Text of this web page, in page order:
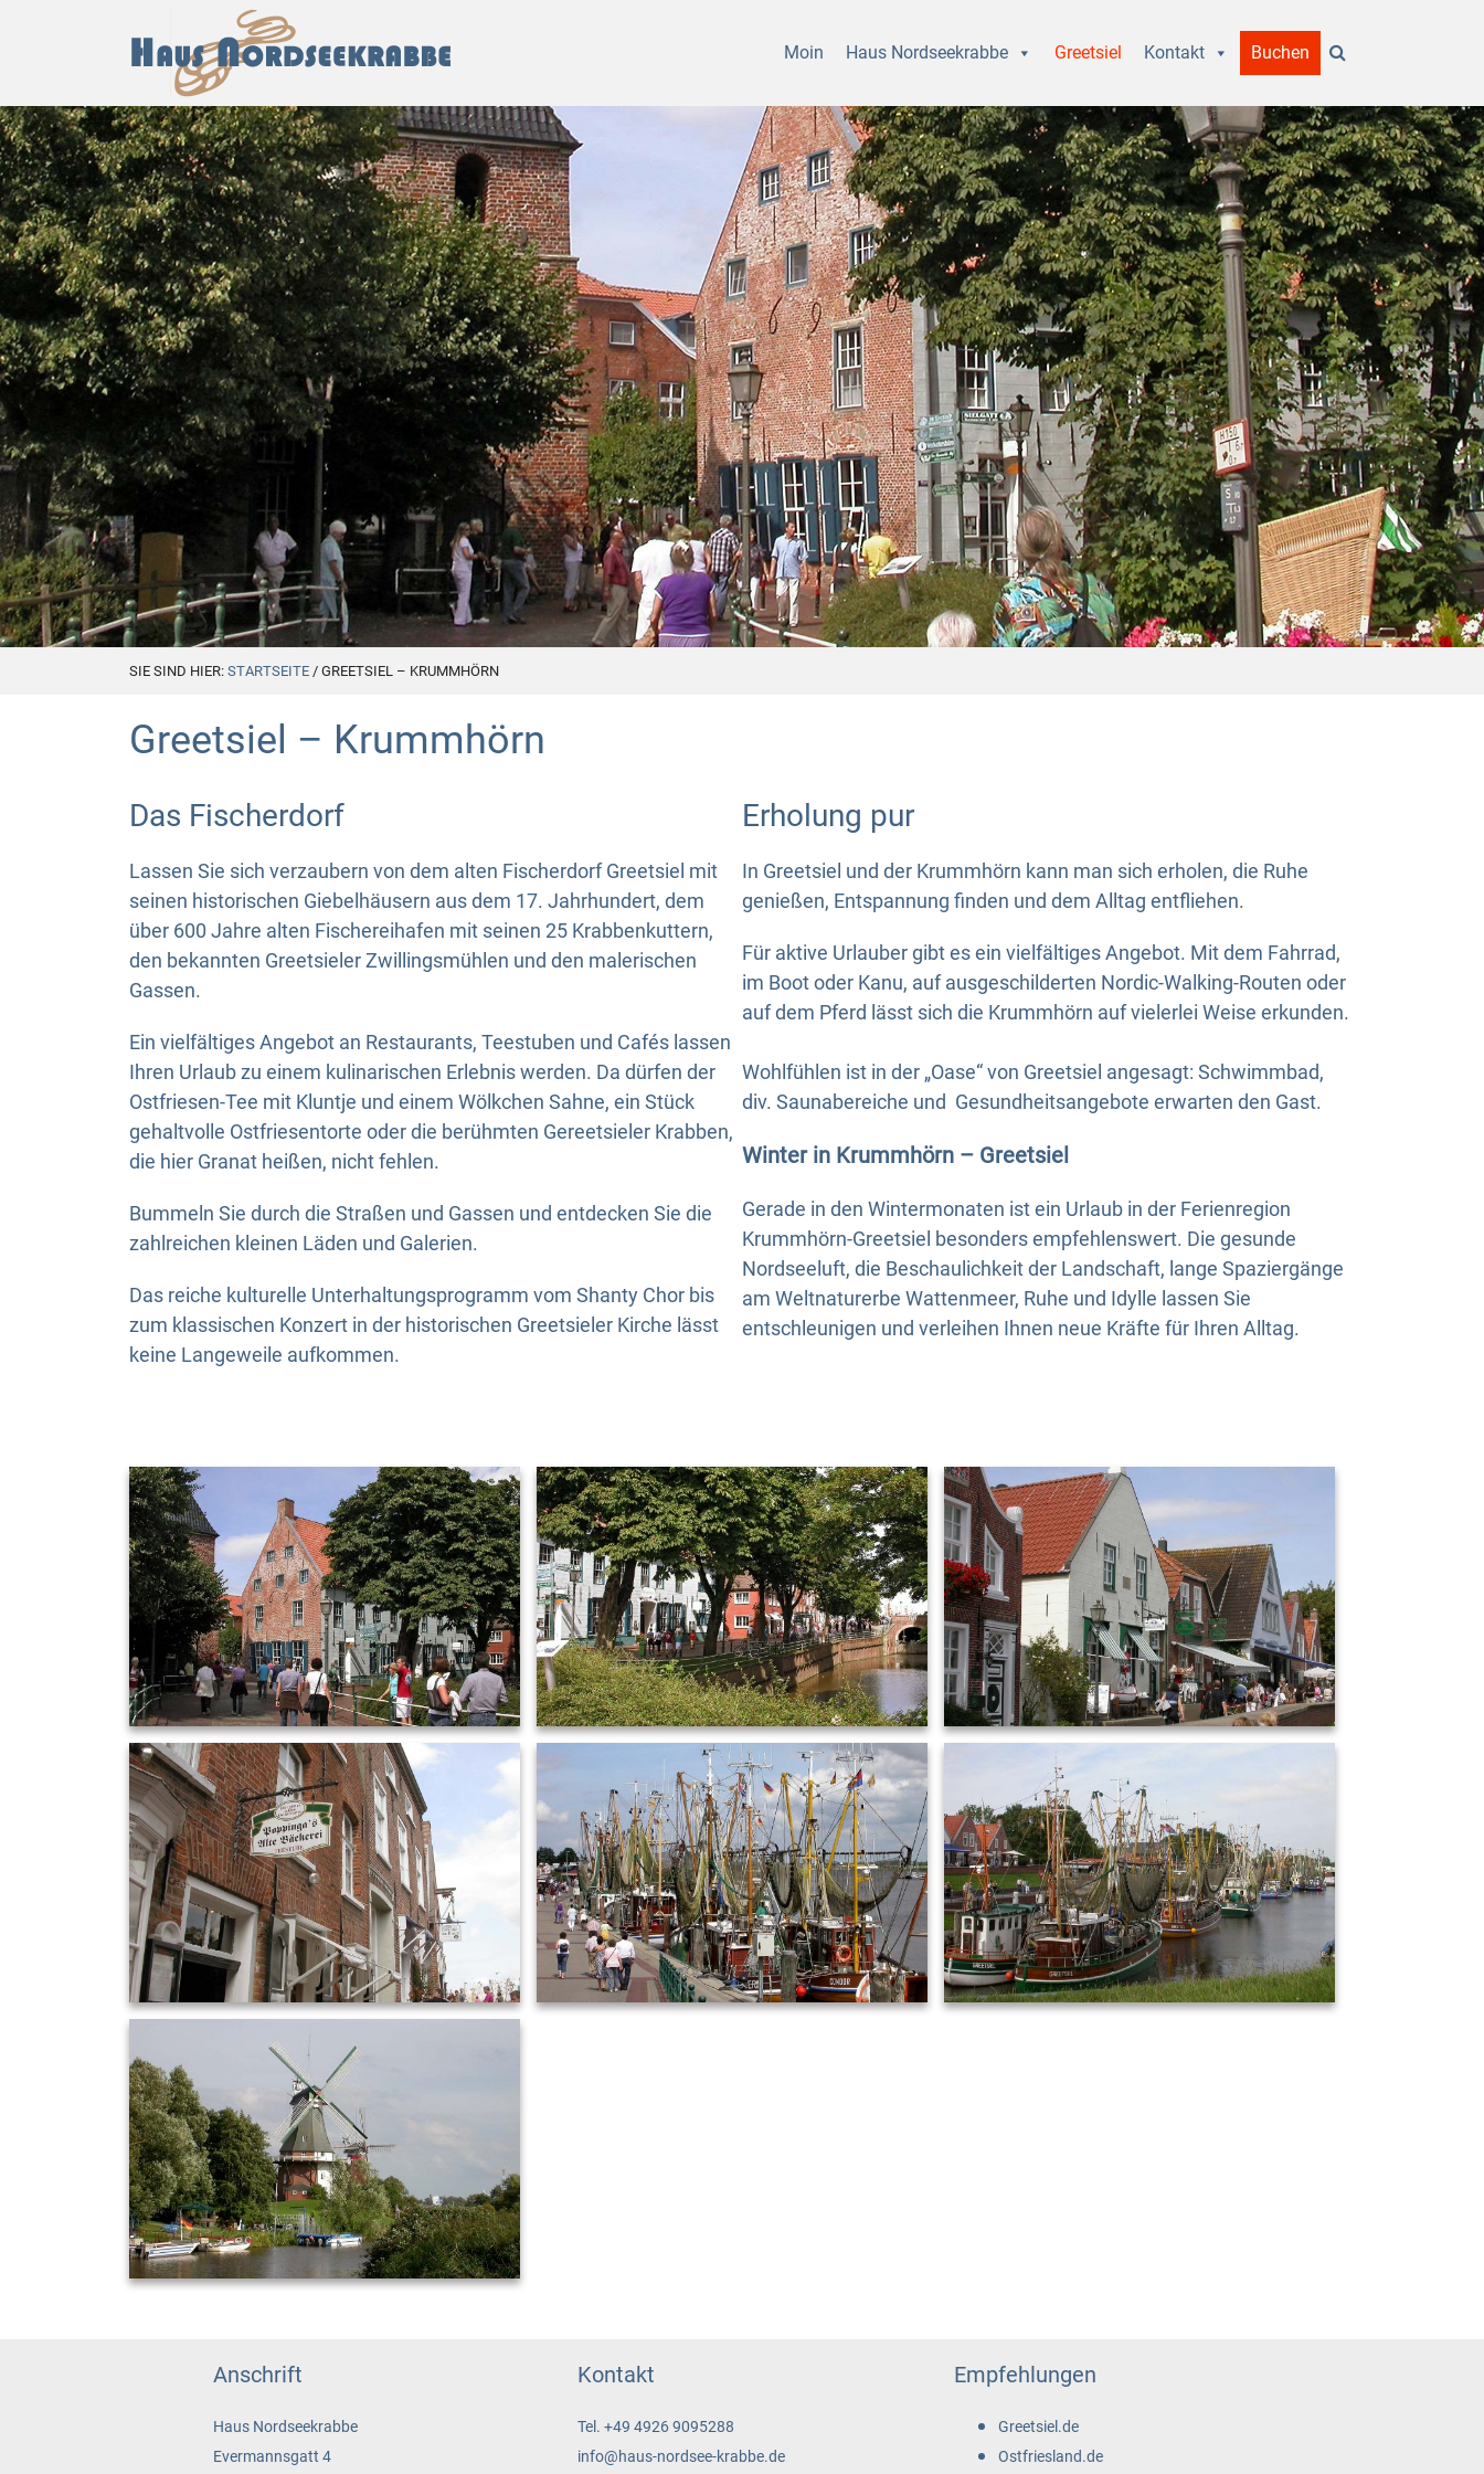
Moin Haus Nordseekrabbe Greetsiel Kontakt Buchen
SIE SIND HIER: STARTSEITE / GREETSIEL – KRUMMHÖRN
Greetsiel – Krummhörn
Das Fischerdorf
Lassen Sie sich verzaubern von dem alten Fischerdorf Greetsiel mit
seinen historischen Giebelhäusern aus dem 17. Jahrhundert, dem
über 600 Jahre alten Fischereihafen mit seinen 25 Krabbenkuttern,
den bekannten Greetsieler Zwillingsmühlen und den malerischen
Gassen.
Ein vielfältiges Angebot an Restaurants, Teestuben und Cafés lassen
Ihren Urlaub zu einem kulinarischen Erlebnis werden. Da dürfen der
Ostfriesen-Tee mit Kluntje und einem Wölkchen Sahne, ein Stück
gehaltvolle Ostfriesentorte oder die berühmten Gereetsieler Krabben,
die hier Granat heißen, nicht fehlen.
Bummeln Sie durch die Straßen und Gassen und entdecken Sie die
zahlreichen kleinen Läden und Galerien.
Das reiche kulturelle Unterhaltungsprogramm vom Shanty Chor bis
zum klassischen Konzert in der historischen Greetsieler Kirche lässt
keine Langeweile aufkommen.
Erholung pur
In Greetsiel und der Krummhörn kann man sich erholen, die Ruhe
genießen, Entspannung finden und dem Alltag entfliehen.
Für aktive Urlauber gibt es ein vielfältiges Angebot. Mit dem Fahrrad,
im Boot oder Kanu, auf ausgeschilderten Nordic-Walking-Routen oder
auf dem Pferd lässt sich die Krummhörn auf vielerlei Weise erkunden.
Wohlfühlen ist in der „Oase“ von Greetsiel angesagt: Schwimmbad,
div. Saunabereiche und Gesundheitsangebote erwarten den Gast.
Winter in Krummhörn – Greetsiel
Gerade in den Wintermonaten ist ein Urlaub in der Ferienregion
Krummhörn-Greetsiel besonders empfehlenswert. Die gesunde
Nordseeluft, die Beschaulichkeit der Landschaft, lange Spaziergänge
am Weltnaturerbe Wattenmeer, Ruhe und Idylle lassen Sie
entschleunigen und verleihen Ihnen neue Kräfte für Ihren Alltag.
Anschrift
Haus Nordseekrabbe
Evermannsgatt 4
Kontakt
Tel. +49 4926 9095288
info@haus-nordsee-krabbe.de
Empfehlungen
Greetsiel.de
Ostfriesland.de